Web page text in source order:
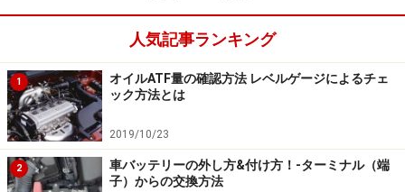
人気記事ランキング
1
オイルATF量の確認方法 レベルゲージによるチェ
ック方法とは
2019/10/23
2
車バッテリーの外し方&付け方！-ターミナル（端
子）からの交換方法